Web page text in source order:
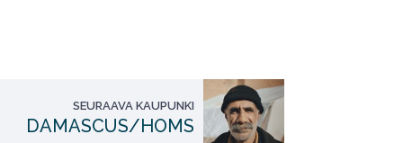
SEURAAVA KAUPUNKI
DAMASCUS/HOMS